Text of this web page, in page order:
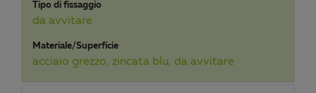
Tipo di fissaggio
da avvitare
Materiale/Superficie
acciaio grezzo, zincata blu, da avvitare